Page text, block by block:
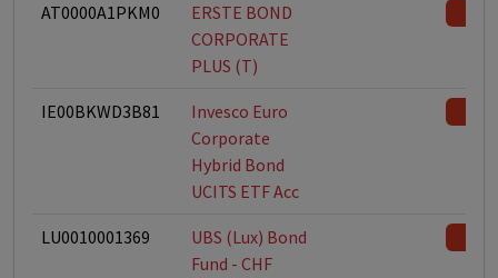
AT0000A1PKM0
ERSTE BOND
CORPORATE
PLUS (T)
IE00BKWD3B81
Invesco Euro
Corporate
Hybrid Bond
UCITS ETF Acc
LU0010001369
UBS (Lux) Bond
Fund - CHF